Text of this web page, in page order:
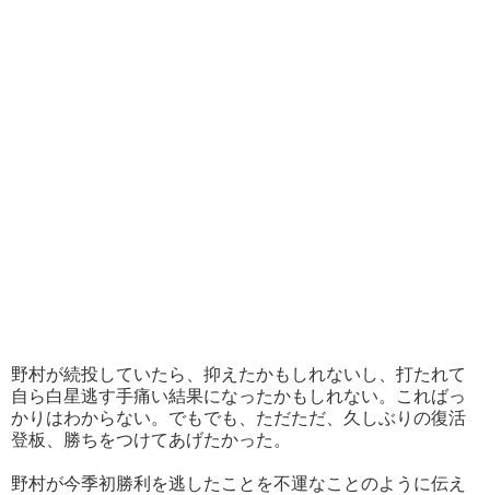
野村が続投していたら、抑えたかもしれないし、打たれて
自ら白星逃す手痛い結果になったかもしれない。こればっ
かりはわからない。でもでも、ただただ、久しぶりの復活
登板、勝ちをつけてあげたかった。
野村が今季初勝利を逃したことを不運なことのように伝え